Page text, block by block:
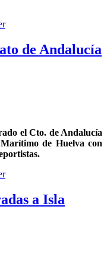
de Andalucía
el Cto. de Andalucía
de Huelva con
a Isla